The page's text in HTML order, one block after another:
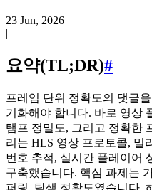
23 Jun, 2026
|
요약(TL;DR)#
프레임 단위 정확도의 댓글
기화해야 합니다. 바로 영상
탬프 정밀도, 그리고 정확한
리는 HLS 영상 프로토콜, 밀
번호 추적, 실시간 플레이어
구축했습니다. 핵심 과제는
퍼링, 탐색 정확도였습니다.